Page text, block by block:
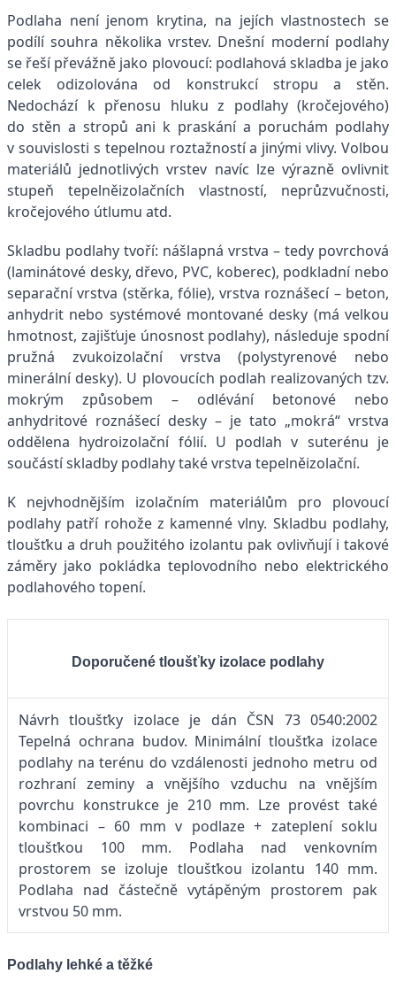
Podlaha není jenom krytina, na jejích vlastnostech se
podílí souhra několika vrstev. Dnešní moderní podlahy
se řeší převážně jako plovoucí: podlahová skladba je jako
celek odizolována od konstrukcí stropu a stěn.
Nedochází k přenosu hluku z podlahy (kročejového)
do stěn a stropů ani k praskání a poruchám podlahy
v souvislosti s tepelnou roztažností a jinými vlivy. Volbou
materiálů jednotlivých vrstev navíc lze výrazně ovlivnit
stupeň tepelněizolačních vlastností, neprůzvučnosti,
kročejového útlumu atd.
Skladbu podlahy tvoří: nášlapná vrstva – tedy povrchová
(laminátové desky, dřevo, PVC, koberec), podkladní nebo
separační vrstva (stěrka, fólie), vrstva roznášecí – beton,
anhydrit nebo systémové montované desky (má velkou
hmotnost, zajišťuje únosnost podlahy), následuje spodní
pružná zvukoizolační vrstva (polystyrenové nebo
minerální desky). U plovoucích podlah realizovaných tzv.
mokrým způsobem – odlévání betonové nebo
anhydritové roznášecí desky – je tato „mokrá“ vrstva
oddělena hydroizolační fólií. U podlah v suterénu je
součástí skladby podlahy také vrstva tepelněizolační.
K nejvhodnějším izolačním materiálům pro plovoucí
podlahy patří rohože z kamenné vlny. Skladbu podlahy,
tloušťku a druh použitého izolantu pak ovlivňují i takové
záměry jako pokládka teplovodního nebo elektrického
podlahového topení.
Doporučené tloušťky izolace podlahy
Návrh tloušťky izolace je dán ČSN 73 0540:2002
Tepelná ochrana budov. Minimální tloušťka izolace
podlahy na terénu do vzdálenosti jednoho metru od
rozhraní zeminy a vnějšího vzduchu na vnějším
povrchu konstrukce je 210 mm. Lze provést také
kombinaci – 60 mm v podlaze + zateplení soklu
tloušťkou 100 mm. Podlaha nad venkovním
prostorem se izoluje tloušťkou izolantu 140 mm.
Podlaha nad částečně vytápěným prostorem pak
vrstvou 50 mm.
Podlahy lehké a těžké